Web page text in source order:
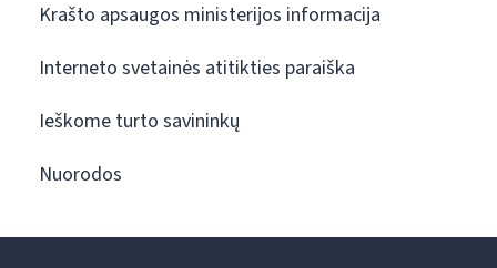
Krašto apsaugos ministerijos informacija
Interneto svetainės atitikties paraiška
Ieškome turto savininkų
Nuorodos